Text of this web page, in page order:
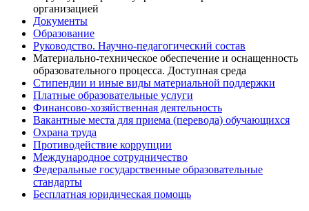
организацией
Документы
Образование
Руководство. Научно-педагогический состав
Материально-техническое обеспечение и оснащенность
образовательного процесса. Доступная среда
Стипендии и иные виды материальной поддержки
Платные образовательные услуги
Финансово-хозяйственная деятельность
Вакантные места для приема (перевода) обучающихся
Охрана труда
Противодействие коррупции
Международное сотрудничество
Федеральные государственные образовательные
стандарты
Бесплатная юридическая помощь